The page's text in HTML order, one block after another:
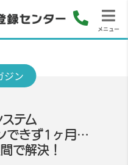
メニュー
テム
できず1ヶ月…
で解決！